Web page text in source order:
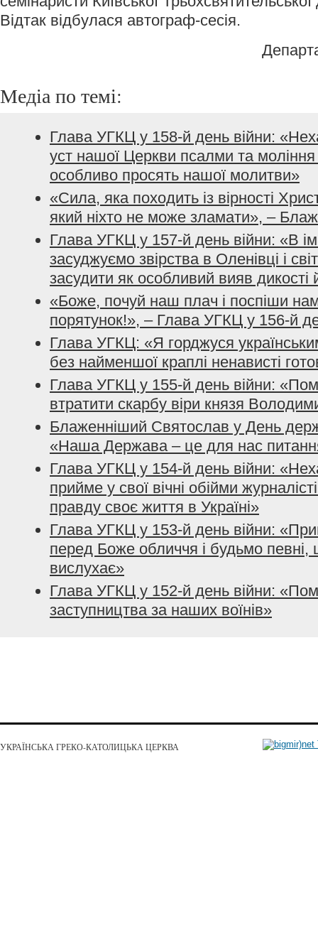
Відтак відбулася автограф-сесія.
Медіа по темі:
Глава УГКЦ у 158-й день війни:
уст нашої Церкви псалми та моління
особливо просять нашої молитви»
«Сила, яка походить із вірності
який ніхто не може зламати», –
Глава УГКЦ у 157-й день війни: «В
засуджуємо звірства в Оленівці і
засудити як особливий вияв дикості
«Боже, почуй наш плач і поспіши
порятунок!», – Глава УГКЦ у 156-й
Глава УГКЦ: «Я горджуся
без найменшої краплі ненависті
Глава УГКЦ у 155-й день війни:
втратити скарбу віри князя
Блаженніший Святослав у День
«Наша Держава – це для нас
Глава УГКЦ у 154-й день війни:
прийме у свої вічні обійми
правду своє життя в Україні»
Глава УГКЦ у 153-й день війни:
перед Боже обличчя і будьмо певні,
вислухає»
Глава УГКЦ у 152-й день війни:
заступництва за наших воїнів»
УКРАЇНСЬКА ГРЕКО-КАТОЛИЦЬКА ЦЕРКВА